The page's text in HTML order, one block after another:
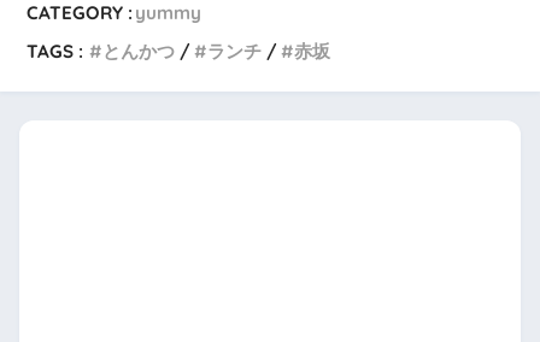
CATEGORY : yummy
TAGS :
とんかつ ランチ 赤坂